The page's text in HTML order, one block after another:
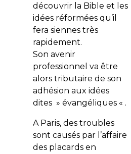
découvrir la Bible et les
idées réformées qu’il
fera siennes très
rapidement.
Son avenir
professionnel va être
alors tributaire de son
adhésion aux idées
dites » évangéliques « .
A Paris, des troubles
sont causés par l’affaire
des placards en